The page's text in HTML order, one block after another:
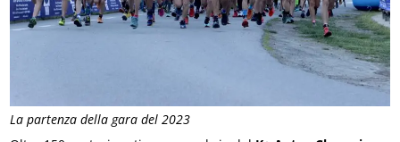
La partenza della gara del 2023